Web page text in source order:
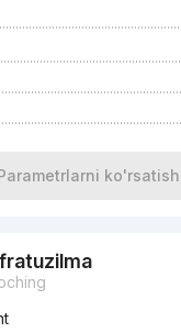
ko'rsatish